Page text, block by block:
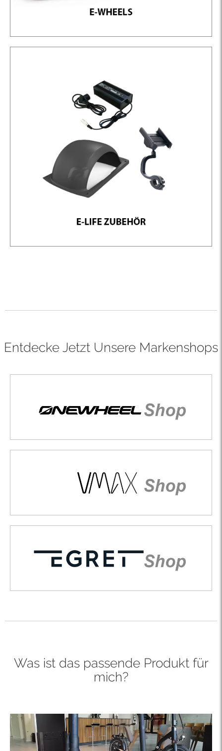
Entdecke Jetzt Unsere Markenshops
Was ist das passende Produkt für
mich?